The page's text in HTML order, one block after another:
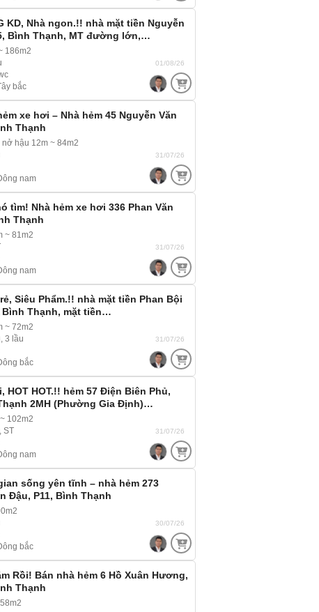
KD, Nhà ngon.!! nhà mặt tiền Nguyễn
Bình Thạnh, MT đường lớn,…
186m2
bắc
01/08/26
xe hơi – Nhà hẻm 45 Nguyễn Văn
Thạnh
nở hậu 12m ~ 84m2
nam
31/07/26
tìm! Nhà hẻm xe hơi 336 Phan Văn
Thạnh
~ 81m2
nam
31/07/26
Siêu Phẩm.!! nhà mặt tiền Phan Bội
Bình Thạnh, mặt tiền…
~ 72m2
3 lầu
bắc
31/07/26
HOT HOT.!! hẻm 57 Điện Biên Phủ,
2MH (Phường Gia Định)…
102m2
ST
nam
31/07/26
sống yên tĩnh – nhà hẻm 273
Đậu, P11, Bình Thạnh
bắc
30/07/26
Rồi! Bán nhà hẻm 6 Hồ Xuân Hương,
Thạnh